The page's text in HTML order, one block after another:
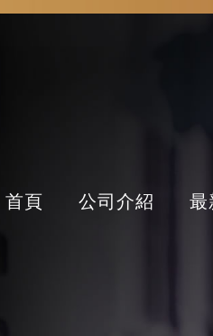
首頁 公司介紹 最